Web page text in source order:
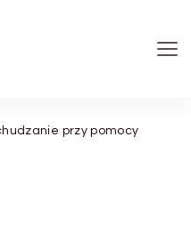
przy pomocy